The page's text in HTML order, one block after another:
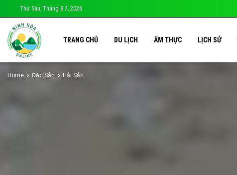
Thứ Sáu, Tháng 8 7, 2026
TRANG CHỦ DU LỊCH ẨM THỰC LỊCH SỬ
Home Đặc Sản Hải Sản